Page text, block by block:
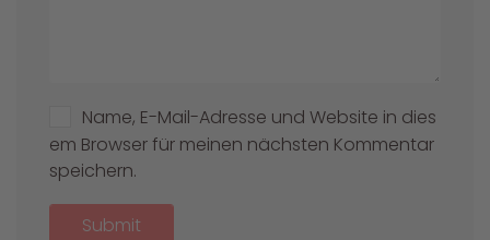
Name, E-Mail-Adresse und Website in dies
em Browser für meinen nächsten Kommentar
speichern.
Submit